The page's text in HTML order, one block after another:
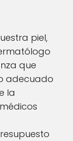
piel,
que
adecuado
la